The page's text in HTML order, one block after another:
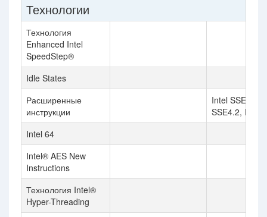
Технологии
Технология
Enhanced Intel
SpeedStep®
Idle States
Расширенные
инструкции
Intel SSE4.1,
SSE4.2, Intel
Intel 64
Intel® AES New
Instructions
Технология Intel®
Hyper-Threading